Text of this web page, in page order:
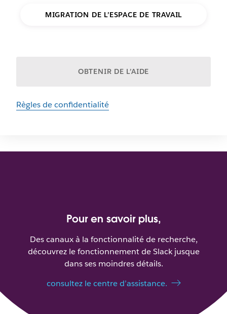
MIGRATION DE L’ESPACE DE TRAVAIL
OBTENIR DE L’AIDE
Règles de confidentialité
Pour en savoir plus,
Des canaux à la fonctionnalité de recherche,
découvrez le fonctionnement de Slack jusque
dans ses moindres détails.
consultez le centre d’assistance.